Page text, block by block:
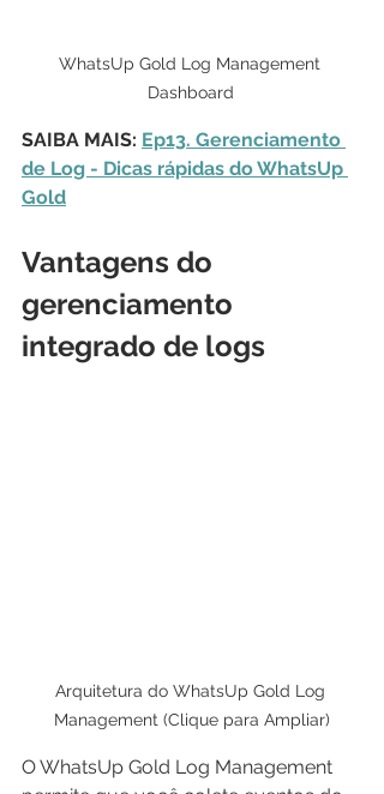
WhatsUp Gold Log Management
Dashboard
SAIBA MAIS: Ep13. Gerenciamento
de Log - Dicas rápidas do WhatsUp
Gold
Vantagens do
gerenciamento
integrado de logs
Arquitetura do WhatsUp Gold Log
Management (Clique para Ampliar)
O WhatsUp Gold Log Management